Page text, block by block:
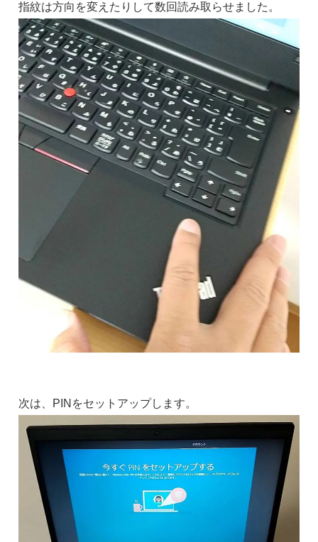
指紋は方向を変えたりして数回読み取らせました。
次は、PINをセットアップします。